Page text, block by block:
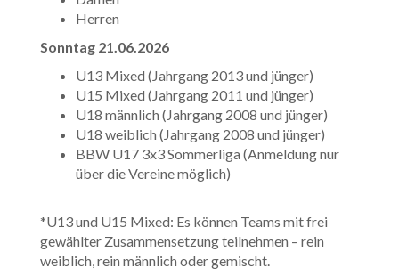
Herren
Sonntag 21.06.2026
U13 Mixed (Jahrgang 2013 und jünger)
U15 Mixed (Jahrgang 2011 und jünger)
U18 männlich (Jahrgang 2008 und jünger)
U18 weiblich (Jahrgang 2008 und jünger)
BBW U17 3x3 Sommerliga (Anmeldung nur
über die Vereine möglich)
*U13 und U15 Mixed: Es können Teams mit frei
gewählter Zusammensetzung teilnehmen – rein
weiblich, rein männlich oder gemischt.